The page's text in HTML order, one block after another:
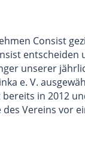
Consist
unserer
e. V.
in 2012
Vereins vor